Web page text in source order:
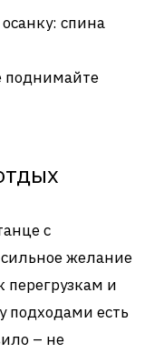
спина
поднимайте
с
желание
перегрузкам и
подходами есть
– не